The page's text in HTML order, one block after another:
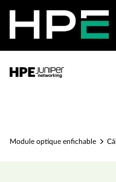
Module optique enfichable